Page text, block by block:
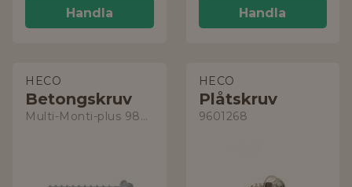
Handla Handla
HECO
Betongskruv
Multi-Monti-plus 9807527
HECO
Plåtskruv
9601268